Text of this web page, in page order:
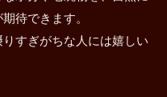
待できます。
すぎがちな人には嬉しい